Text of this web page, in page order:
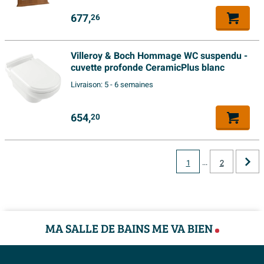
Poids
Nombre de portes charnières
gauche
Nombre de portes charnières
0
Nombre de compartiments
Hauteur du meuble
Armoire basse
Peu profond
A combiner avec V&B Hommage
Caractéristiques
677,26
Villeroy & Boch Hommage WC suspendu -
cuvette profonde CeramicPlus blanc
Livraison: 5 - 6 semaines
654,20
1 ... 2
MA SALLE DE BAINS ME VA BIEN